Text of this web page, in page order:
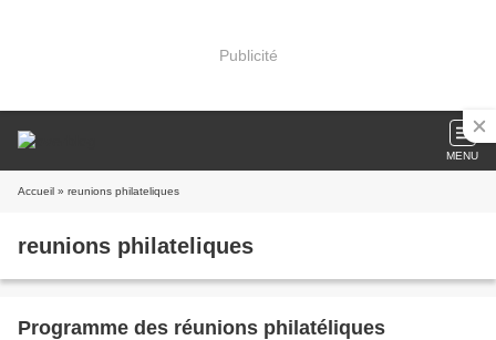
Publicité
MENU
Accueil » reunions philateliques
reunions philateliques
Programme des réunions philatéliques